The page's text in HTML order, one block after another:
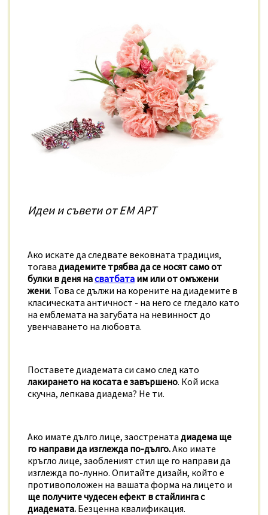
Идеи и съвети от ЕМ АРТ
Ако искате да следвате вековната традиция,
тогава диадемите трябва да се носят само от
булки в деня насватбата им или от омъжени
жени. Това се дължи на корените на диадемите в
класическата античност - на него се гледало като
на емблемата на загубата на невинност до
увенчаването на любовта.
Поставете диадемата си само след като
лакирането на косата е завършено. Кой иска
скучна, лепкава диадема? Не ти.
Ако имате дълго лице, заострената диадема ще
го направи да изглежда по-дълго.Ако имате
кръгло лице, заобленият стил ще го направи да
изглежда по-лунно. Опитайте дизайн, който е
противоположен на вашата форма на лицето и
ще получите чудесен ефект в стайлинга с
диадемата. Безценна квалификация.